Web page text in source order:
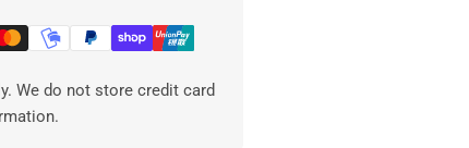
We do not store credit card